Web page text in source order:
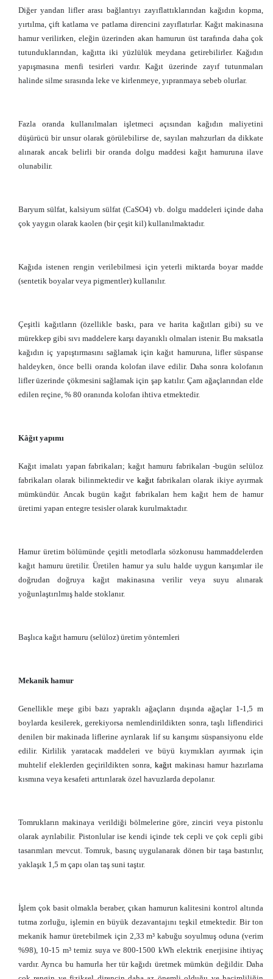
Diğer yandan lifler arası bağlantıyı zayıflattıklarından kağıdın kopma,
yırtılma, çift katlama ve patlama direncini zayıflatırlar. Kağıt makinasına
hamur verilirken, eleğin üzerinden akan hamurun üst tarafında daha çok
tutunduklarından, kağıtta iki yüzlülük meydana getirebilirler. Kağıdın
yapışmasına menfi tesirleri vardır. Kağıt üzerinde zayıf tutunmaları
halinde silme sırasında leke ve kirlenmeye, yıpranmaya sebeb olurlar.
Fazla oranda kullanılmaları işletmeci açısından kağıdın maliyetini
düşürücü bir unsur olarak görülebilirse de, sayılan mahzurları da dikkate
alınarak ancak belirli bir oranda dolgu maddesi kağıt hamuruna ilave
olunabilir.
Baryum sülfat, kalsiyum sülfat (CaSO4) vb. dolgu maddeleri içinde daha
çok yaygın olarak kaolen (bir çeşit kil) kullanılmaktadır.
Kağıda istenen rengin verilebilmesi için yeterli miktarda boyar madde
(sentetik boyalar veya pigmentler) kullanılır.
Çeşitli kağıtların (özellikle baskı, para ve harita kağıtları gibi) su ve
mürekkep gibi sıvı maddelere karşı dayanıklı olmaları istenir. Bu maksatla
kağıdın iç yapıştırmasını sağlamak için kağıt hamuruna, lifler süspanse
haldeyken, önce belli oranda kolofan ilave edilir. Daha sonra kolofanın
lifler üzerinde çökmesini sağlamak için şap katılır. Çam ağaçlarından elde
edilen reçine, % 80 oranında kolofan ihtiva etmektedir.
Kâğıt yapımı
Kağıt imalatı yapan fabrikaları; kağıt hamuru fabrikaları -bugün selüloz
fabrikaları olarak bilinmektedir ve kağıtfabrikaları olarak ikiye ayırmak
mümkündür. Ancak bugün kağıt fabrikaları hem kağıt hem de hamur
üretimi yapan entegre tesisler olarak kurulmaktadır.
Hamur üretim bölümünde çeşitli metodlarla sözkonusu hammaddelerden
kağıt hamuru üretilir. Üretilen hamur ya sulu halde uygun karışımlar ile
doğrudan doğruya kağıt makinasına verilir veya suyu alınarak
yoğunlaştırılmış halde stoklanır.
Başlıca kağıt hamuru (selüloz) üretim yöntemleri
Mekanik hamur
Genellikle meşe gibi bazı yapraklı ağaçların dışında ağaçlar 1-1,5 m
boylarda kesilerek, gerekiyorsa nemlendirildikten sonra, taşlı liflendirici
denilen bir makinada liflerine ayrılarak lif su karışımı süspansiyonu elde
edilir. Kirlilik yaratacak maddeleri ve büyü kıymıkları ayırmak için
muhtelif eleklerden geçirildikten sonra, kağıtmakinası hamur hazırlama
kısmına veya kesafeti arttırılarak özel havuzlarda depolanır.
Tomrukların makinaya verildiği bölmelerine göre, zinciri veya pistonlu
olarak ayrılabilir. Pistonlular ise kendi içinde tek cepli ve çok cepli gibi
tasarımları mevcut. Tomruk, basınç uygulanarak dönen bir taşa bastırılır,
yaklaşık 1,5 m çapı olan taş suni taştır.
İşlem çok basit olmakla beraber, çıkan hamurun kalitesini kontrol altında
tutma zorluğu, işlemin en büyük dezavantajını teşkil etmektedir. Bir ton
mekanik hamur üretebilmek için 2,33 m³ kabuğu soyulmuş oduna (verim
%98), 10-15 m³ temiz suya ve 800-1500 kWh elektrik enerjisine ihtiyaç
vardır. Ayrıca bu hamurla her tür kağıdı üretmek mümkün değildir. Daha